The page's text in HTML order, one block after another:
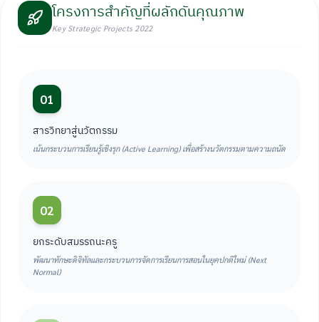
โครงการสำคัญที่ผลักดันคุณภาพ
Key Strategic Projects 2022
01
สารวิทยาสู่นวัตกรรม
เน้นกระบวนการเรียนรู้เชิงรุก (Active Learning) เพื่อสร้างนวัตกรรมตามความถนัด
02
ยกระดับสมรรถนะครู
พัฒนาทักษะดิจิทัลและกระบวนการจัดการเรียนการสอนในยุคปกติใหม่ (Next
Normal)